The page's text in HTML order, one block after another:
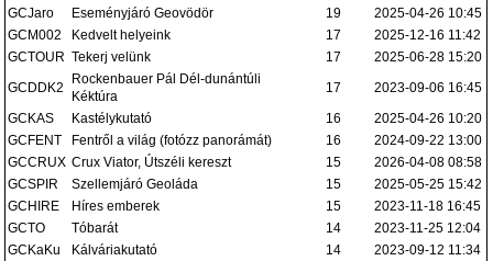
GCJaro
Eseményjáró Geovödör 19
2025-04-26 10:45
GCM002
Kedvelt helyeink 17
2025-12-16 11:42
GCTOUR Tekerj velünk 17
2025-06-28 15:20
GCDDK2
Rockenbauer Pál Dél-dunántúli
Kéktúra
17
2023-09-06 16:45
GCKAS
Kastélykutató 16
2025-04-26 10:20
GCFENT
Fentről a világ (fotózz panorámát) 16
2024-09-22 13:00
GCCRUX Crux Viator, Útszéli kereszt 15
2026-04-08 08:58
GCSPIR
Szellemjáró Geoláda 15
2025-05-25 15:42
GCHIRE
Híres emberek 15
2023-11-18 16:45
GCTO
Tóbarát 14
2023-11-25 12:04
GCKaKu
Kálváriakutató 14
2023-09-12 11:34